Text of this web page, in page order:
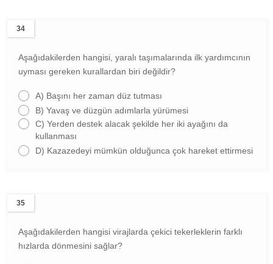
34
Aşağıdakilerden hangisi, yaralı taşımalarında ilk yardımcının
uyması gereken kurallardan biri değildir?
A) Başını her zaman düz tutması
B) Yavaş ve düzgün adımlarla yürümesi
C) Yerden destek alacak şekilde her iki ayağını da
kullanması
D) Kazazedeyi mümkün olduğunca çok hareket ettirmesi
35
Aşağıdakilerden hangisi virajlarda çekici tekerleklerin farklı
hızlarda dönmesini sağlar?